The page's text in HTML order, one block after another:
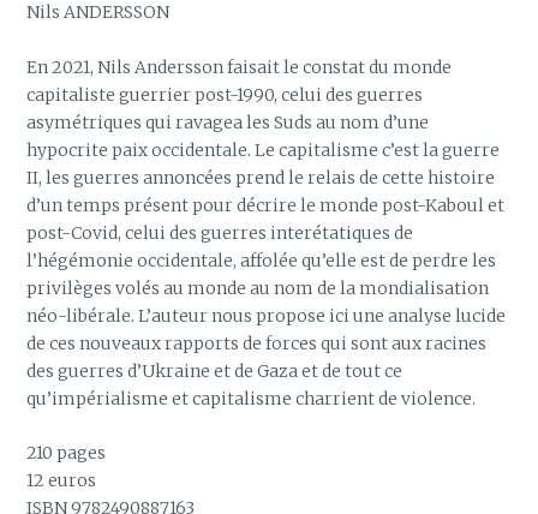
Nils ANDERSSON
En 2021, Nils Andersson faisait le constat du monde
capitaliste guerrier post-1990, celui des guerres
asymétriques qui ravagea les Suds au nom d’une
hypocrite paix occidentale. Le capitalisme c’est la guerre
II, les guerres annoncées prend le relais de cette histoire
d’un temps présent pour décrire le monde post-Kaboul et
post-Covid, celui des guerres interétatiques de
l’hégémonie occidentale, affolée qu’elle est de perdre les
privilèges volés au monde au nom de la mondialisation
néo-libérale. L’auteur nous propose ici une analyse lucide
de ces nouveaux rapports de forces qui sont aux racines
des guerres d’Ukraine et de Gaza et de tout ce
qu’impérialisme et capitalisme charrient de violence.
210 pages
12 euros
ISBN 9782490887163